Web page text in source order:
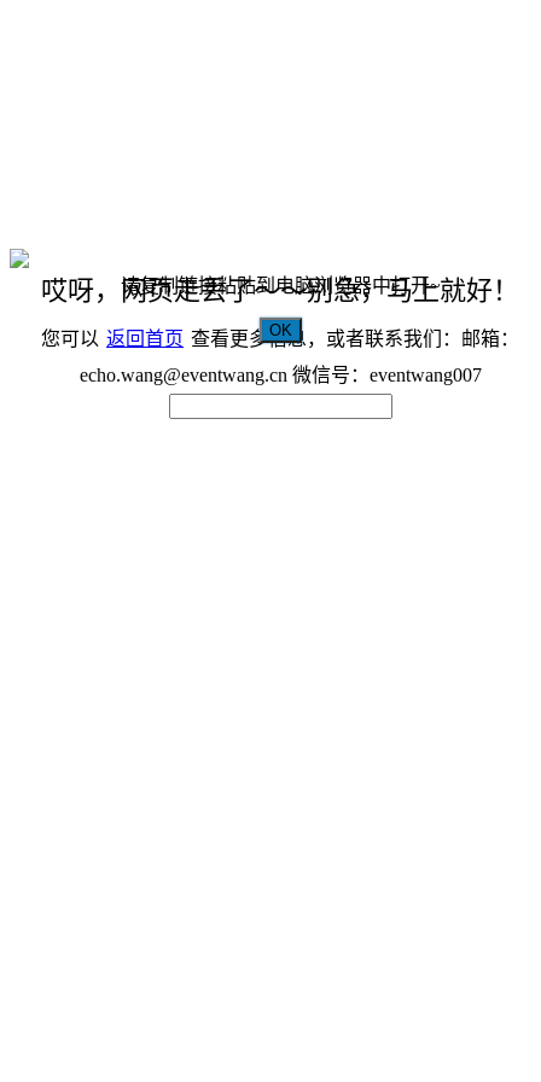
哎呀，网页走丢了～～别急，马上就好！
您可以 返回首页 查看更多信息，或者联系我们：邮箱：
echo.wang@eventwang.cn 微信号：eventwang007
请复制链接粘贴到电脑浏览器中打开~
OK